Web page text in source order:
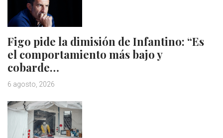
Figo pide la dimisión de Infantino: “Es
el comportamiento más bajo y
cobarde…
6 agosto, 2026